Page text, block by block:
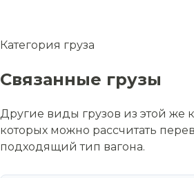
Категория груза
Связанные грузы
Другие виды грузов из этой же
которых можно рассчитать
подходящий тип вагона.